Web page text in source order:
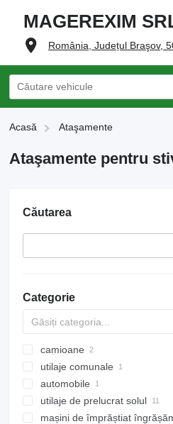
MAGEREXIM
România, Județul Braşov,
Acasă Ataşamente
Ataşamente pentru
Căutarea
Categorie
camioane
camioane cu prelata
camioane frigorifice
utilaje comunale
maşini comunale
remorci vidanjare
automobile
utilaje de prelucrat solul
cultivatori
mașini de împrăștiat